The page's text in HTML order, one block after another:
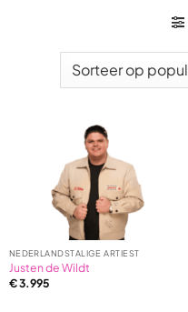
NEDERLANDSTALIGE ARTIEST
Justen de Wildt
€3.995